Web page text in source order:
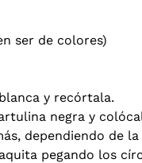
ser de colores)
y recórtala.
negra y
dependiendo de
pegando los